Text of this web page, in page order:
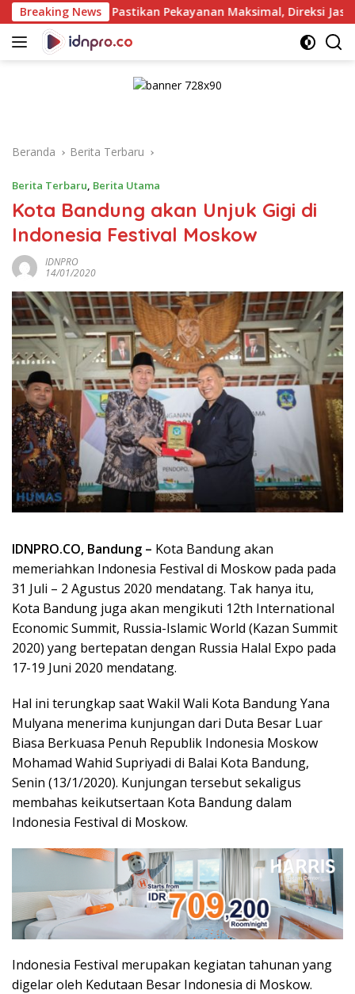
Langsung
ke
konten
Breaking News
Pastikan Pekayanan Maksimal, Direksi Jasa Raharja
Beranda Berita Terbaru
Berita Terbaru, Berita Utama
Kota Bandung akan Unjuk Gigi di
Indonesia Festival Moskow
IDNPRO
14/01/2020
IDNPRO.CO, Bandung – Kota Bandung akan
memeriahkan Indonesia Festival di Moskow pada pada
31 Juli – 2 Agustus 2020 mendatang. Tak hanya itu,
Kota Bandung juga akan mengikuti 12th International
Economic Summit, Russia-Islamic World (Kazan Summit
2020) yang bertepatan dengan Russia Halal Expo pada
17-19 Juni 2020 mendatang.
Hal ini terungkap saat Wakil Wali Kota Bandung Yana
Mulyana menerima kunjungan dari Duta Besar Luar
Biasa Berkuasa Penuh Republik Indonesia Moskow
Mohamad Wahid Supriyadi di Balai Kota Bandung,
Senin (13/1/2020). Kunjungan tersebut sekaligus
membahas keikutsertaan Kota Bandung dalam
Indonesia Festival di Moskow.
Indonesia Festival merupakan kegiatan tahunan yang
digelar oleh Kedutaan Besar Indonesia di Moskow.